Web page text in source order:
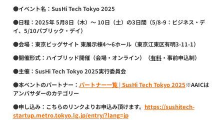
●イベント名： SusHi Tech Tokyo 2025
●日程： 2025年 5月8日（木）～ 10日（土）の3日間（5/8-9：ビジネス・デ
イ、5/10パブリック・デイ）
●会場： 東京ビッグサイト 東展示棟4～6ホール（東京江東区有明3-11-1）
●開催形式： ハイブリッド開催（会場・オンライン）（有料・事前申込制）
●主催： SusHi Tech Tokyo 2025実行委員会
●本ベントのパートナー： パートナー一覧 | SusHi Tech Tokyo 2025※AAICは
アンバサダーのカテゴリー
●申し込み： こちらのリンクよりお申込み頂けます。 https://sushitech-
startup.metro.tokyo.lg.jp/entry/?lang=jp